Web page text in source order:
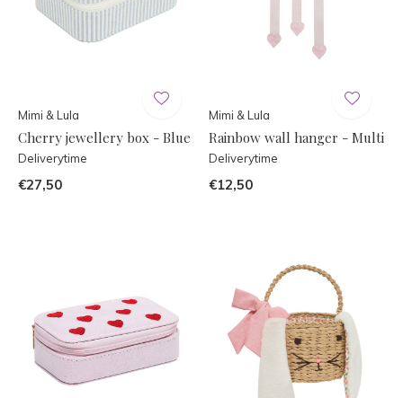
Mimi & Lula
Cherry jewellery box - Blue
Deliverytime
€27,50
Mimi & Lula
Rainbow wall hanger - Multi
Deliverytime
€12,50